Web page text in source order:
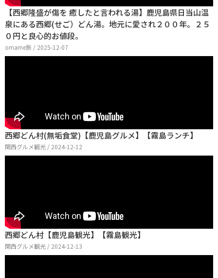
【西郷隆盛が傷を 癒したと言われる湯】鹿児島県日当山温
泉にある西郷(せご）どん湯。地元に愛され２００年。２５
０円と良心的お値段。
omame旅 / 2025-12-07
西郷どん村(無垢食堂)【鹿児島グルメ】【霧島ランチ】
関西グルメ観光 / 2024-12-12
西郷どん村【鹿児島観光】【霧島観光】
関西グルメ観光 / 2024-12-13